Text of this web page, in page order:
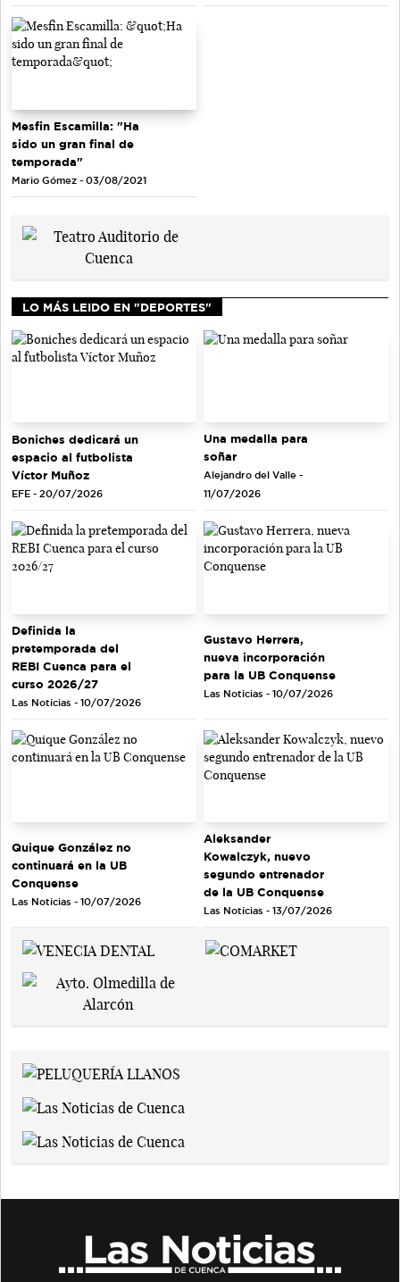
Mesfin Escamilla: "Ha
sido un gran final de
temporada"
Mario Gómez - 03/08/2021
LO MÁS LEIDO EN "DEPORTES"
Boniches dedicará un
espacio al futbolista
Víctor Muñoz
EFE - 20/07/2026
Una medalla para
soñar
Alejandro del Valle -
11/07/2026
Definida la
pretemporada del
REBI Cuenca para el
curso 2026/27
Las Noticias - 10/07/2026
Gustavo Herrera,
nueva incorporación
para la UB Conquense
Las Noticias - 10/07/2026
Quique González no
continuará en la UB
Conquense
Las Noticias - 10/07/2026
Aleksander
Kowalczyk, nuevo
segundo entrenador
de la UB Conquense
Las Noticias - 13/07/2026